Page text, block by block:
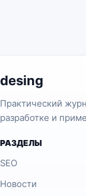
desing
Практический
разработке и
РАЗДЕЛЫ
SEO
Новости